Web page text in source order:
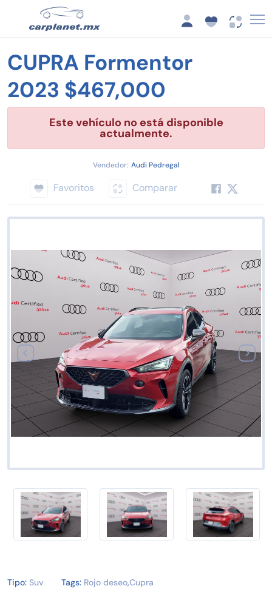
CUPRA Formentor
2023 $467,000
Este vehículo no está disponible
actualmente.
Vendedor: Audi Pedregal
Favoritos Comparar
Tipo: Suv Tags: Rojo deseo,Cupra